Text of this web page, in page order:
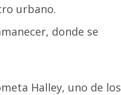
urbano.
donde se
Halley, uno de los